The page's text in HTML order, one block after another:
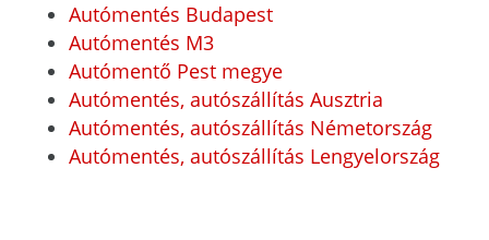
Autómentés Budapest
Autómentés M3
Autómentő Pest megye
Autómentés, autószállítás Ausztria
Autómentés, autószállítás Németország
Autómentés, autószállítás Lengyelország